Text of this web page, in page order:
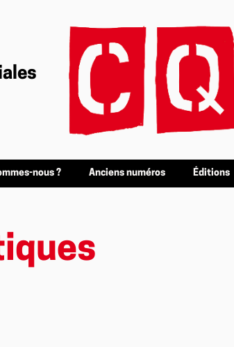
nous ? Anciens numéros Éditions